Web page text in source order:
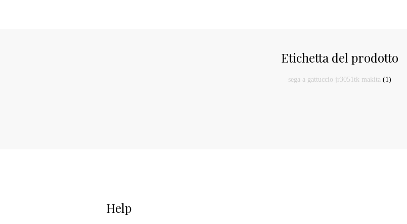
Etichetta del prodotto
sega a gattuccio jr3051tk makita (1)
Help